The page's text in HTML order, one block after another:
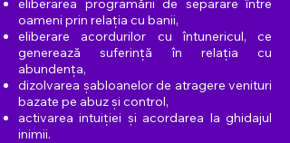
eliberarea programării de separare între
oameni prin relația cu banii,
eliberare acordurilor cu întunericul, ce
generează suferință în relația cu
abundența,
dizolvarea șabloanelor de atragere venituri
bazate pe abuz și control,
activarea intuiției și acordarea la ghidajul
inimii.